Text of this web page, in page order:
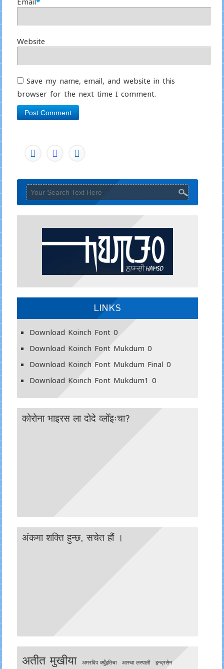
Website
Save my name, email, and website in this
browser for the next time I comment.
LINKS
Download Koinch Font0
Download Koinch Font Mukdum 0
Download Koinch Font Mukdum Final 0
Download Koinch Font Mukdum1 0
कोरोना भाइरस ला दोदे व्लोँइःचा?
अंकमा शक्ति हुन्छ, सचेत हाैं ।
अतीत मुखीया अमरदिप क्युँइतिचा आस्था लस्पाली इन्द्रसेन